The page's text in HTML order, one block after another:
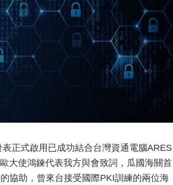
正式啟用已成功結合台灣資通電腦ARES
大使鴻鍊代表我方與會致詞，瓜國海關首
協助，曾來台接受國際PKI訓練的兩位海